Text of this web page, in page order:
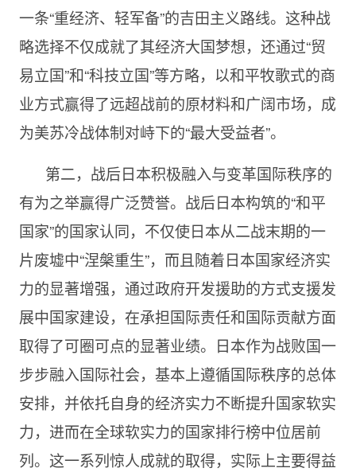
一条“重经济、轻军备”的吉田主义路线。这种战
略选择不仅成就了其经济大国梦想，还通过“贸
易立国”和“科技立国”等方略，以和平牧歌式的商
业方式赢得了远超战前的原材料和广阔市场，成
为美苏冷战体制对峙下的“最大受益者”。
第二，战后日本积极融入与变革国际秩序的
有为之举赢得广泛赞誉。战后日本构筑的“和平
国家”的国家认同，不仅使日本从二战末期的一
片废墟中“涅槃重生”，而且随着日本国家经济实
力的显著增强，通过政府开发援助的方式支援发
展中国家建设，在承担国际责任和国际贡献方面
取得了可圈可点的显著业绩。日本作为战败国一
步步融入国际社会，基本上遵循国际秩序的总体
安排，并依托自身的经济实力不断提升国家软实
力，进而在全球软实力的国家排行榜中位居前
列。这一系列惊人成就的取得，实际上主要得益